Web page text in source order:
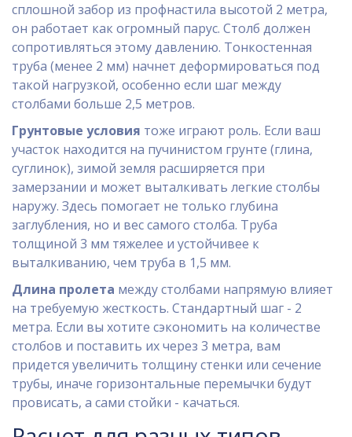
сплошной забор из профнастила высотой 2 метра,
он работает как огромный парус. Столб должен
сопротивляться этому давлению. Тонкостенная
труба (менее 2 мм) начнет деформироваться под
такой нагрузкой, особенно если шаг между
столбами больше 2,5 метров.
Грунтовые условия тоже играют роль. Если ваш
участок находится на пучинистом грунте (глина,
суглинок), зимой земля расширяется при
замерзании и может выталкивать легкие столбы
наружу. Здесь помогает не только глубина
заглубления, но и вес самого столба. Труба
толщиной 3 мм тяжелее и устойчивее к
выталкиванию, чем труба в 1,5 мм.
Длина пролета между столбами напрямую влияет
на требуемую жесткость. Стандартный шаг - 2
метра. Если вы хотите сэкономить на количестве
столбов и поставить их через 3 метра, вам
придется увеличить толщину стенки или сечение
трубы, иначе горизонтальные перемычки будут
провисать, а сами стойки - качаться.